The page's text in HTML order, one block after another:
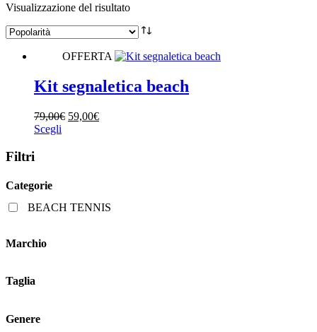
Visualizzazione del risultato
OFFERTA
Kit segnaletica beach
79,00€ Il
59,00€Il
Scegli
opzioni
Filtri
Categorie
BEACH TENNIS
Marchio
Taglia
Genere